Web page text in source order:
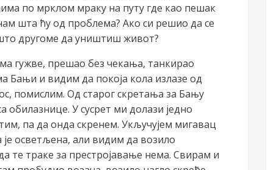
по мрклом мраку на путу где као пешак
шта ћу од проблема? Ако си решио да се
другоме да уништиш живот?
гужве, прешао без чекања, танкирао
Бањи и видим да покоја кола излазе од
помислим. Од старог скретања за Бању
У сусрет ми долази једно
па да онда скренем. Укључујем мигавац
је осветљена, али видим да возило
те траке за престројавање нема. Свирам и